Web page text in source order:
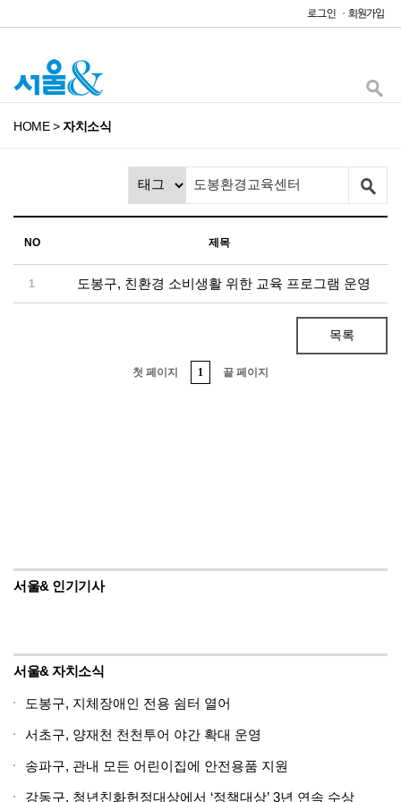
HOME>자치소식
NO 제목
1 도봉구, 친환경 소비생활 위한 교육 프로그램 운영
목록
첫 페이지 1 끝 페이지
서울& 인기기사
서울& 자치소식
도봉구, 지체장애인 전용 쉼터 열어
서초구, 양재천 천천투어 야간 확대 운영
송파구, 관내 모든 어린이집에 안전용품 지원
강동구, 청년친화헌정대상에서 ‘정책대상’ 3년 연속 수상